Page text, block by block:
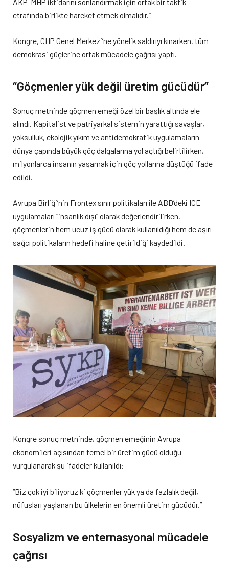
etrafında birlikte hareket etmek olmalıdır.”
Kongre, CHP Genel Merkezi’ne yönelik saldırıyı kınarken, tüm
demokrasi güçlerine ortak mücadele çağrısı yaptı.
“Göçmenler yük değil üretim gücüdür”
Sonuç metninde göçmen emeği özel bir başlık altında ele
alındı. Kapitalist ve patriyarkal sistemin yarattığı savaşlar,
yoksulluk, ekolojik yıkım ve antidemokratik uygulamaların
dünya çapında büyük göç dalgalarına yol açtığı belirtilirken,
milyonlarca insanın yaşamak için göç yollarına düştüğü ifade
edildi.
Avrupa Birliği’nin Frontex sınır politikaları ile ABD’deki ICE
uygulamaları “insanlık dışı” olarak değerlendirilirken,
göçmenlerin hem ucuz iş gücü olarak kullanıldığı hem de aşırı
sağcı politikaların hedefi haline getirildiği kaydedildi.
Kongre sonuç metninde, göçmen emeğinin Avrupa
ekonomileri açısından temel bir üretim gücü olduğu
vurgulanarak şu ifadeler kullanıldı:
“Biz çok iyi biliyoruz ki göçmenler yük ya da fazlalık değil,
nüfusları yaşlanan bu ülkelerin en önemli üretim gücüdür.”
Sosyalizm ve enternasyonal mücadele
çağrısı